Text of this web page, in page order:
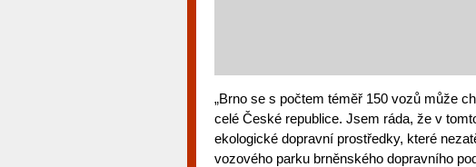
„Brno se s počtem téměř 150 vozů může
celé České republice. Jsem ráda, že v
ekologické dopravní prostředky, které
vozového parku brněnského dopravního